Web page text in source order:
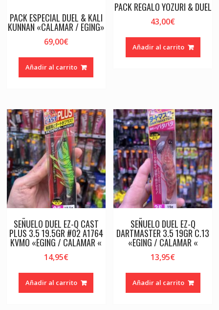
PACK ESPECIAL DUEL & KALI
KUNNAN «CALAMAR / EGING»
69,00€
Añadir al carrito
PACK REGALO YOZURI & DUEL
43,00€
Añadir al carrito
SEÑUELO DUEL EZ-Q CAST
PLUS 3.5 19.5GR #02 A1764
KVMO «EGING / CALAMAR «
14,95€
Añadir al carrito
SEÑUELO DUEL EZ-Q
DARTMASTER 3.5 19GR C.13
«EGING / CALAMAR «
13,95€
Añadir al carrito